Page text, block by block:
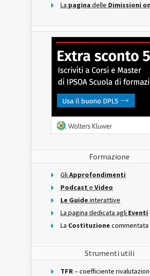
La pagina delle Dimissioni
Formazione
Gli Approfondimenti
Podcast e Video
Le Guide interattive
La pagina dedicata agli Eventi
La Costituzione commentata
Strumenti utili
TFR– coefficiente